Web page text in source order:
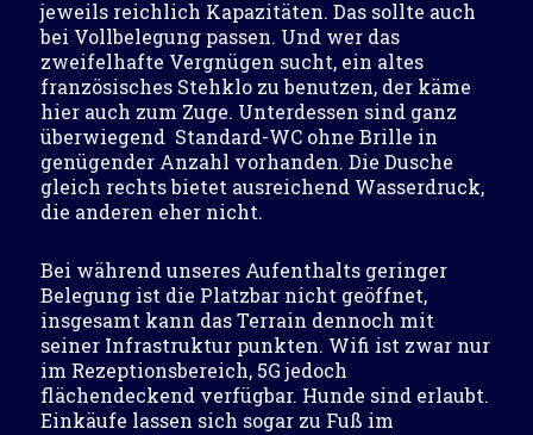
jeweils reichlich Kapazitäten. Das sollte auch
bei Vollbelegung passen. Und wer das
zweifelhafte Vergnügen sucht, ein altes
französisches Stehklo zu benutzen, der käme
hier auch zum Zuge. Unterdessen sind ganz
überwiegend Standard-WC ohne Brille in
genügender Anzahl vorhanden. Die Dusche
gleich rechts bietet ausreichend Wasserdruck,
die anderen eher nicht.
Bei während unseres Aufenthalts geringer
Belegung ist die Platzbar nicht geöffnet,
insgesamt kann das Terrain dennoch mit
seiner Infrastruktur punkten. Wifi ist zwar nur
im Rezeptionsbereich, 5G jedoch
flächendeckend verfügbar. Hunde sind erlaubt.
Einkäufe lassen sich sogar zu Fuß im